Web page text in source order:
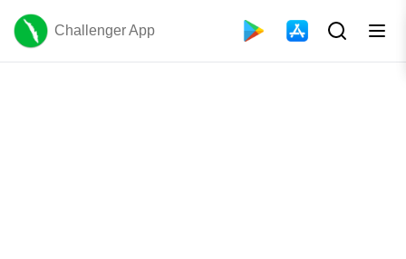
Challenger App